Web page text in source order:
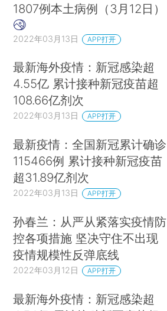
1807例本土病例（3月12日）
2022年03月13日 APP打开
最新海外疫情：新冠感染超
4.55亿 累计接种新冠疫苗超
108.66亿剂次
2022年03月13日 APP打开
最新疫情：全国新冠累计确诊
115466例 累计接种新冠疫苗
超31.89亿剂次
2022年03月13日 APP打开
孙春兰：从严从紧落实疫情防
控各项措施 坚决守住不出现
疫情规模性反弹底线
2022年03月12日 APP打开
最新海外疫情：新冠感染超